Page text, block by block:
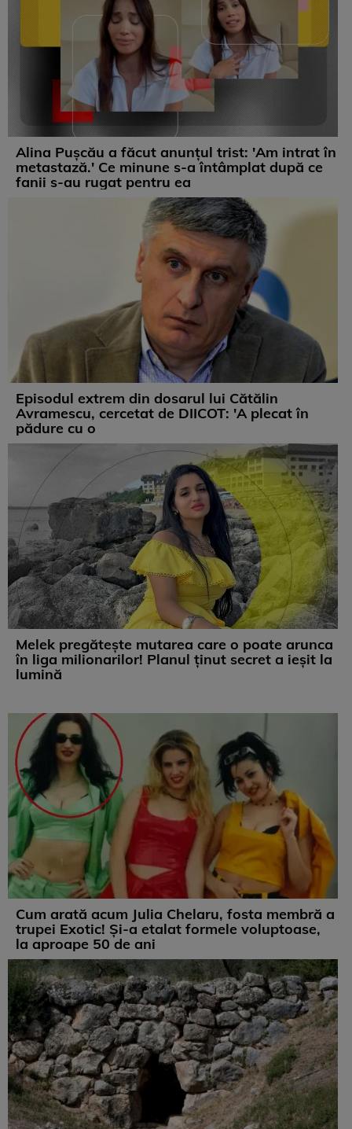
Alina Pușcău a făcut anunțul trist: 'Am intrat în
metastază.' Ce minune s-a întâmplat după ce
fanii s-au rugat pentru ea
Episodul extrem din dosarul lui Cătălin
Avramescu, cercetat de DIICOT: 'A plecat în
pădure cu o
Melek pregătește mutarea care o poate arunca
în liga milionarilor! Planul ținut secret a ieșit la
lumină
Cum arată acum Julia Chelaru, fosta membră a
trupei Exotic! Și-a etalat formele voluptoase,
la aproape 50 de ani